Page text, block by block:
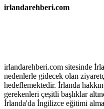
irlandarehberi.com
irlandarehberi.com sitesinde
nedenlerle gidecek olan
hedeflemektedir. İrlanda
gerekenleri çeşitli başlıklar
İrlanda'da İngilizce eğitimi